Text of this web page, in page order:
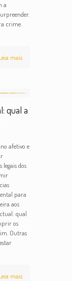
a
crime.
mais
qual a
afetivo e
dos
para
aos
qual
os
Outras
mais